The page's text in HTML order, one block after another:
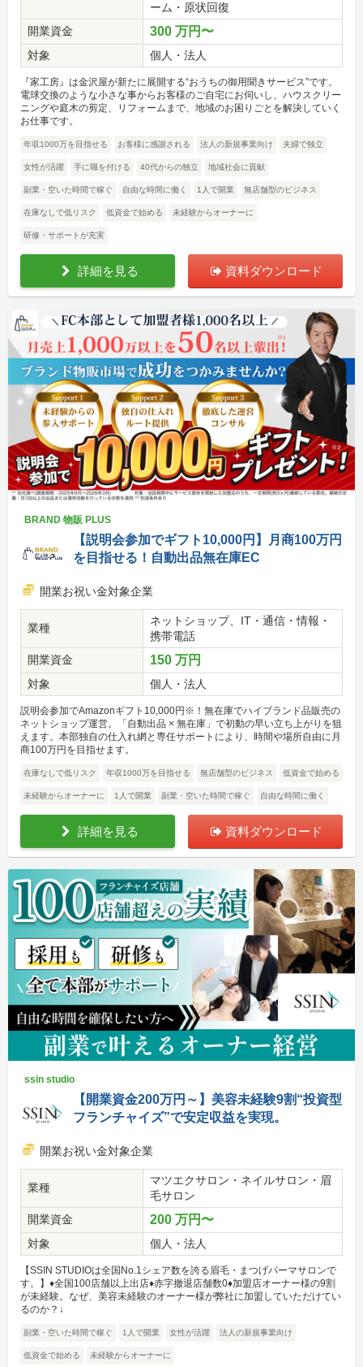
ーム・原状回復
開業資金
300 万円〜
対象 個人・法人
『家工房』は金沢屋が新たに展開する“おうちの御用聞きサービス”です。
電球交換のような小さな事からお客様のご自宅にお伺いし、ハウスクリー
ニングや庭木の剪定、リフォームまで、地域のお困りごとを解決していく
お仕事です。
年収1000万を目指せる お客様に感謝される 法人の新規事業向け 夫婦で独立
女性が活躍 手に職を付ける 40代からの独立 地域社会に貢献
副業・空いた時間で稼ぐ 自由な時間に働く 1人で開業 無店舗型のビジネス
在庫なしで低リスク 低資金で始める 未経験からオーナーに
研修・サポートが充実
詳細を見る 資料ダウンロード
BRAND 物販 PLUS
【説明会参加でギフト10,000円】月商100万円
を目指せる！自動出品無在庫EC
開業お祝い金対象企業
業種
ネットショップ、IT・通信・情報・
携帯電話
開業資金
150 万円
対象 個人・法人
説明会参加でAmazonギフト10,000円※！無在庫でハイブランド品販売の
ネットショップ運営。「自動出品 × 無在庫」で初動の早い立ち上がりを狙
えます。本部独自の仕入れ網と専任サポートにより、時間や場所自由に月
商100万円を目指せます。
在庫なしで低リスク 年収1000万を目指せる 無店舗型のビジネス 低資金で始める
未経験からオーナーに 1人で開業 副業・空いた時間で稼ぐ 自由な時間に働く
詳細を見る 資料ダウンロード
ssin studio
【開業資金200万円～】美容未経験9割“投資型
フランチャイズ”で安定収益を実現。
開業お祝い金対象企業
業種
マツエクサロン・ネイルサロン・眉
毛サロン
開業資金
200 万円〜
対象 個人・法人
【SSIN STUDIOは全国No.1シェア数を誇る眉毛・まつげパーマサロンで
す。】♦全国100店舗以上出店♦赤字撤退店舗数0♦加盟店オーナー様の9割
が未経験。なぜ、美容未経験のオーナー様が弊社に加盟していただけてい
るのか？↓
副業・空いた時間で稼ぐ 1人で開業 女性が活躍 法人の新規事業向け
低資金で始める 未経験からオーナーに